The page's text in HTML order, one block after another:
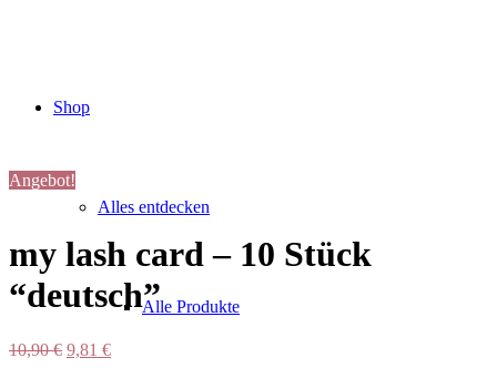
Shop
Alles entdecken
Alle Produkte
Angebot!
my lash card – 10 Stück
“deutsch”
10,90€ Ursprünglicher
9,81 €Aktueller